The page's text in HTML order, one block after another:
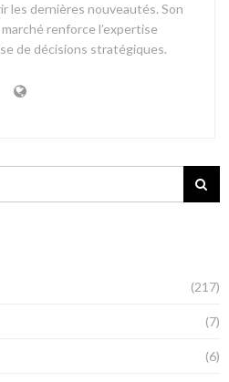
les dernières nouveautés. Son
renforce l’expertise
de décisions stratégiques.
(217)
(7)
(6)